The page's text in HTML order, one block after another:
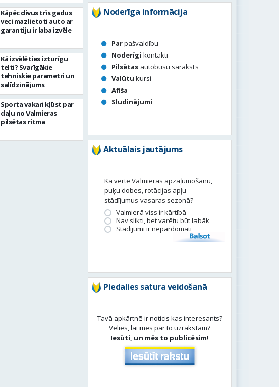
Kāpēc divus trīs gadus
veci mazlietoti auto ar
garantiju ir laba izvēle
Kā izvēlēties izturīgu
telti? Svarīgākie
tehniskie parametri un
salīdzinājums
Sporta vakari kļūst par
daļu no Valmieras
pilsētas ritma
Noderīga informācija
Parpašvaldību
Noderīgi kontakti
Pilsētas autobusu saraksts
Valūtu kursi
Afiša
Sludinājumi
Aktuālais jautājums
Kā vērtē Valmieras apzaļumošanu,
puķu dobes, rotācijas apļu
stādījumus vasaras sezonā?
Valmierā viss ir kārtībā
Nav slikti, bet varētu būt labāk
Stādījumi ir nepārdomāti
Balsot
Piedalies satura veidošanā
Tavā apkārtnē ir noticis kas interesants?
Vēlies, lai mēs par to uzrakstām?
Iesūti, un mēs to publicēsim!